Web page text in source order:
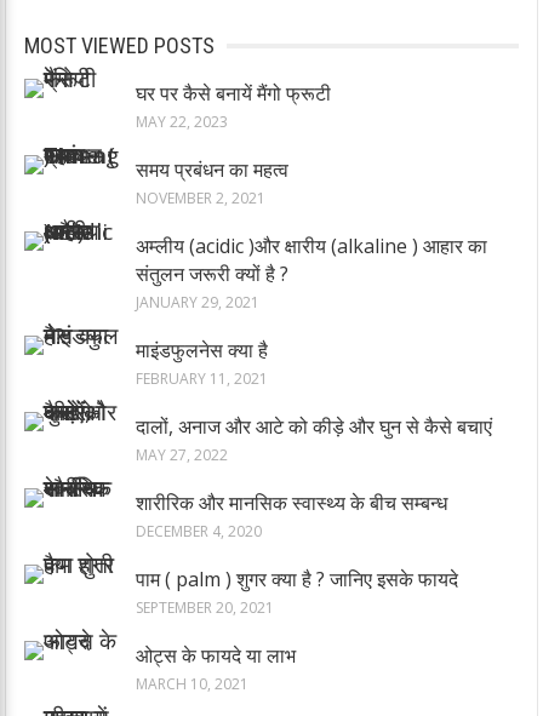
MOST VIEWED POSTS
घर पर कैसे बनायें मैंगो फ्रूटी
MAY 22, 2023
समय प्रबंधन का महत्व
NOVEMBER 2, 2021
अम्लीय (acidic )और क्षारीय (alkaline ) आहार का
संतुलन जरूरी क्यों है ?
JANUARY 29, 2021
माइंडफुलनेस क्या है
FEBRUARY 11, 2021
दालों, अनाज और आटे को कीड़े और घुन से कैसे बचाएं
MAY 27, 2022
शारीरिक और मानसिक स्वास्थ्य के बीच सम्बन्ध
DECEMBER 4, 2020
पाम ( palm ) शुगर क्या है ? जानिए इसके फायदे
SEPTEMBER 20, 2021
ओट्स के फायदे या लाभ
MARCH 10, 2021